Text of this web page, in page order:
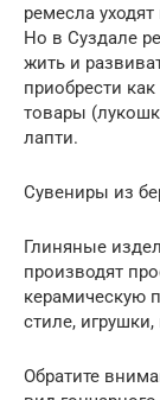
ремесла
Но в Суздале
жить и
приобрести
товары
лапти.
Сувениры из
Глиняные
производят
керамическую
стиле,
Обратите